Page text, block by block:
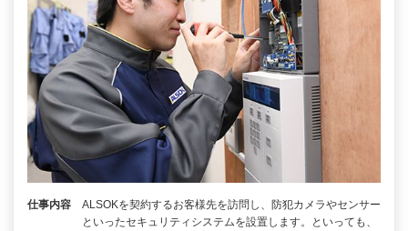
仕事内容
ALSOKを契約するお客様先を訪問し、防犯カメラやセンサー
といったセキュリティシステムを設置します。といっても、